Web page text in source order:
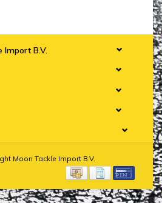
Import B.V.
Moon Tackle Import B.V.